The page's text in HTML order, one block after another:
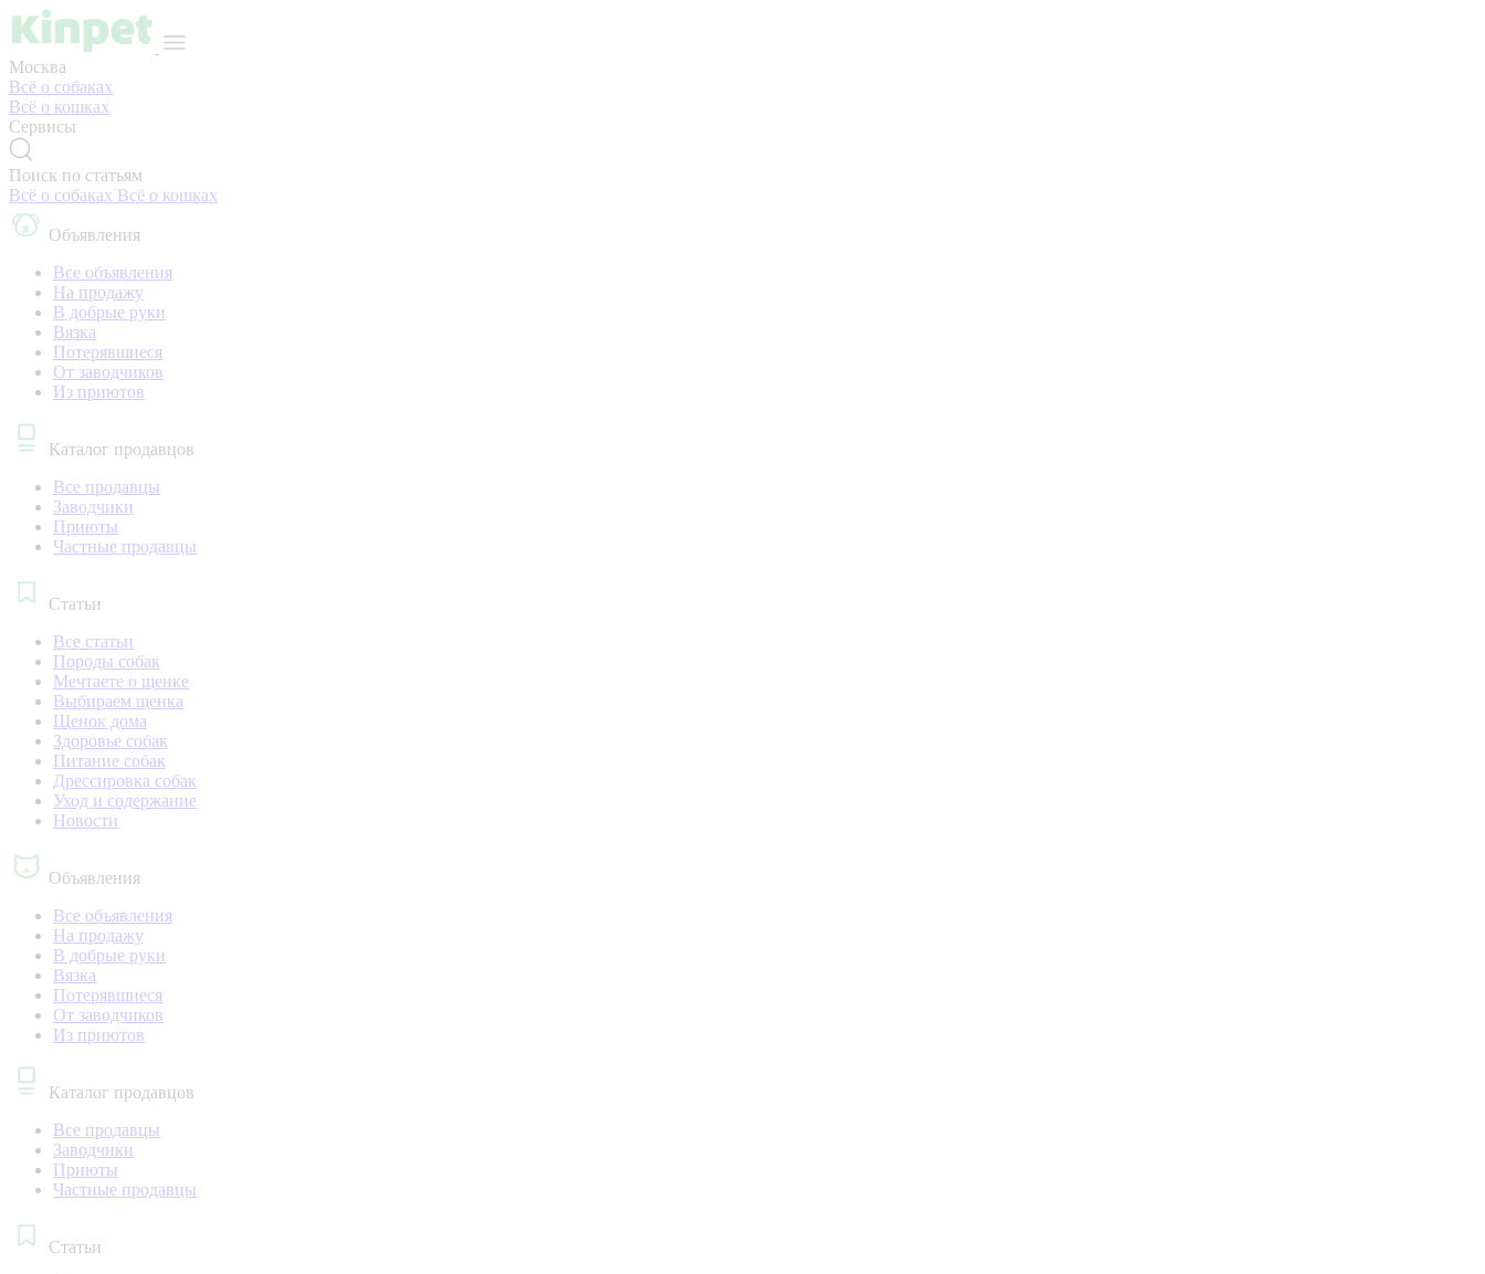
Москва
Всё о собаках
Всё о кошках
Сервисы
Поиск по статьям
Всё о собаках Всё о кошках
Объявления
Все объявления
На продажу
В добрые руки
Вязка
Потерявшиеся
От заводчиков
Из приютов
Каталог продавцов
Все продавцы
Заводчики
Приюты
Частные продавцы
Статьи
Все статьи
Породы собак
Мечтаете о щенке
Выбираем щенка
Щенок дома
Здоровье собак
Питание собак
Дрессировка собак
Уход и содержание
Новости
Объявления
Все объявления
На продажу
В добрые руки
Вязка
Потерявшиеся
От заводчиков
Из приютов
Каталог продавцов
Все продавцы
Заводчики
Приюты
Частные продавцы
Статьи